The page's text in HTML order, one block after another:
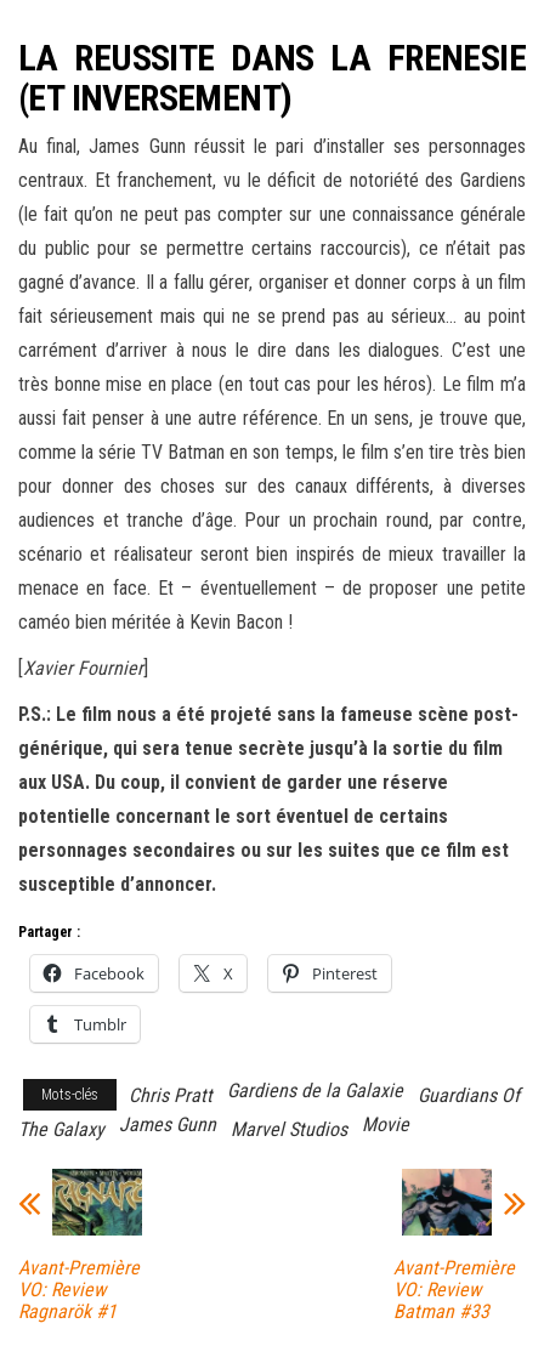
LA REUSSITE DANS LA FRENESIE
(ET INVERSEMENT)
Au final, James Gunn réussit le pari d’installer ses personnages
centraux. Et franchement, vu le déficit de notoriété des Gardiens
(le fait qu’on ne peut pas compter sur une connaissance générale
du public pour se permettre certains raccourcis), ce n’était pas
gagné d’avance. Il a fallu gérer, organiser et donner corps à un film
fait sérieusement mais qui ne se prend pas au sérieux… au point
carrément d’arriver à nous le dire dans les dialogues. C’est une
très bonne mise en place (en tout cas pour les héros). Le film m’a
aussi fait penser à une autre référence. En un sens, je trouve que,
comme la série TV Batman en son temps, le film s’en tire très bien
pour donner des choses sur des canaux différents, à diverses
audiences et tranche d’âge. Pour un prochain round, par contre,
scénario et réalisateur seront bien inspirés de mieux travailler la
menace en face. Et – éventuellement – de proposer une petite
caméo bien méritée à Kevin Bacon !
[Xavier Fournier]
P.S.: Le film nous a été projeté sans la fameuse scène post-
générique, qui sera tenue secrète jusqu’à la sortie du film
aux USA. Du coup, il convient de garder une réserve
potentielle concernant le sort éventuel de certains
personnages secondaires ou sur les suites que ce film est
susceptible d’annoncer.
Partager :
Facebook X Pinterest
Tumblr
Mots-clés Chris Pratt Gardiens de la Galaxie
Guardians Of
The Galaxy
James Gunn Marvel Studios Movie
Avant-Première
VO: Review
Ragnarök #1
Avant-Première
VO: Review
Batman #33